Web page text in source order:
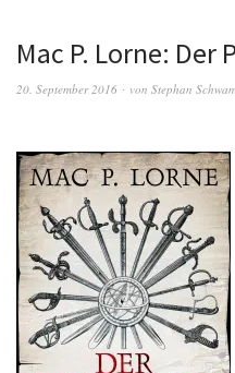
Mac P. Lorne: Der
20. September 2016 von Stephan